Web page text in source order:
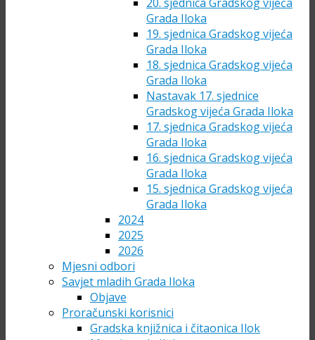
Grada Iloka
19. sjednica Gradskog vijeća
Grada Iloka
18. sjednica Gradskog vijeća
Grada Iloka
Nastavak 17. sjednice
Gradskog vijeća Grada Iloka
17. sjednica Gradskog vijeća
Grada Iloka
16. sjednica Gradskog vijeća
Grada Iloka
15. sjednica Gradskog vijeća
Grada Iloka
2024
2025
2026
Mjesni odbori
Savjet mladih Grada Iloka
Objave
Proračunski korisnici
Gradska knjižnica i čitaonica Ilok